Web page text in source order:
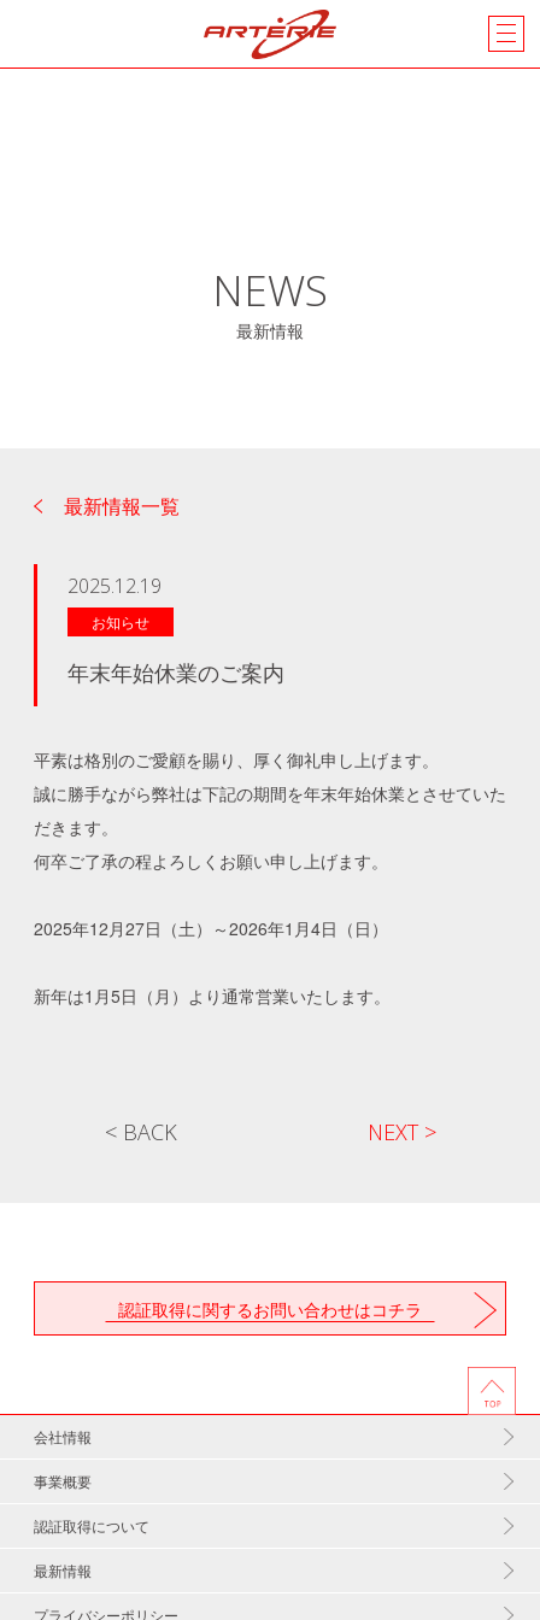
NEWS
最新情報
最新情報一覧
2025.12.19
お知らせ
年末年始休業のご案内
平素は格別のご愛顧を賜り、厚く御礼申し上げます。
誠に勝手ながら弊社は下記の期間を年末年始休業とさせていた
だきます。
何卒ご了承の程よろしくお願い申し上げます。
2025年12月27日（土）～2026年1月4日（日）
新年は1月5日（月）より通常営業いたします。
< BACK NEXT >
認証取得に関するお問い合わせはコチラ
会社情報
事業概要
認証取得について
最新情報
プライバシーポリシー